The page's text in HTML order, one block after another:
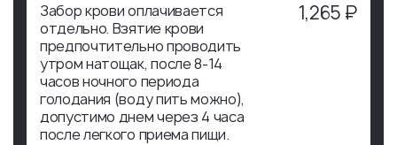
1,265 ₽
Забор крови оплачивается
отдельно. Взятие крови
предпочтительно проводить
утром натощак, после 8-14
часов ночного периода
голодания (воду пить можно),
допустимо днем через 4 часа
после легкого приема пищи.